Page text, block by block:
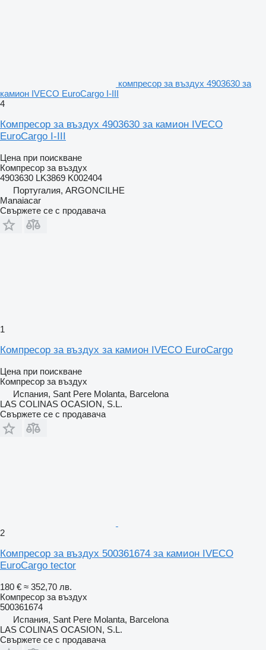
компресор за въздух 4903630 за
камион IVECO EuroCargo I-III
4
Компресор за въздух 4903630 за камион IVECO
EuroCargo I-III
Цена при поискване
Компресор за въздух
4903630 LK3869 K002404
Португалия, ARGONCILHE
Manaiacar
Свържете се с продавача
1
Компресор за въздух за камион IVECO EuroCargo
Цена при поискване
Компресор за въздух
Испания, Sant Pere Molanta, Barcelona
LAS COLINAS OCASION, S.L.
Свържете се с продавача
2
Компресор за въздух 500361674 за камион IVECO
EuroCargo tector
180 € ≈ 352,70 лв.
Компресор за въздух
500361674
Испания, Sant Pere Molanta, Barcelona
LAS COLINAS OCASION, S.L.
Свържете се с продавача